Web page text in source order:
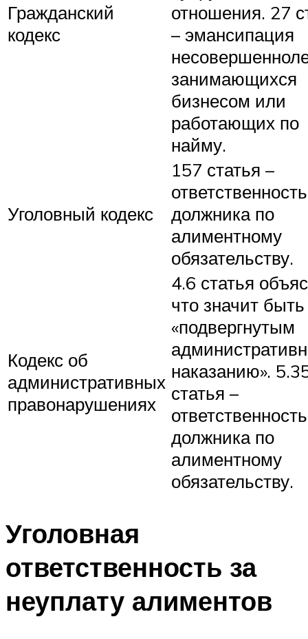
Гражданский
кодекс
отношения. 27
– эмансипация
занимающихся
бизнесом или
работающих по
найму.
Уголовный кодекс
157 статья –
ответственность
должника по
алиментному
обязательству.
Кодекс об
административных
правонарушениях
4.6 статья
что значит быть
«подвергнутым
наказанию».
статья –
ответственность
должника по
алиментному
обязательству.
Уголовная
ответственность за
неуплату алиментов